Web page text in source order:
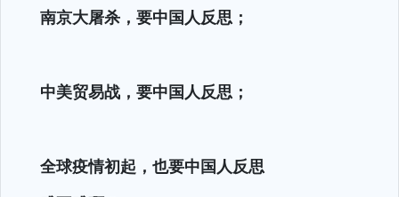
南京大屠杀，要中国人反思；
中美贸易战，要中国人反思；
全球疫情初起，也要中国人反思